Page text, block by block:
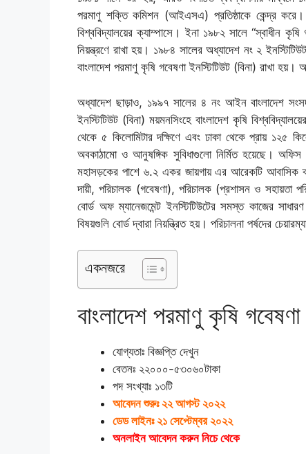
পরমাণু শক্তি কমিশন (আইএসএ) প্রতিষ্ঠাকে কেন্দ্র করে।
বিশ্ববিদ্যালয়ের ক্যাম্পাসে। ইনা ১৯৮২ সালে “স্বাধীন
নিয়ন্ত্রণে রাখা হয়। ১৯৮৪ সালের অধ্যাদেশ নং ২
বাংলাদেশ পরমাণু কৃষি গবেষণা ইনস্টিটিউট (বিনা) রাখা
অধ্যাদেশ ছাড়াও, ১৯৯৭ সালের ৪ নং আইন বাংলাদেশ
ইনস্টিটিউট (বিনা) ময়মনসিংহে বাংলাদেশ কৃষি
থেকে ৫ কিলোমিটার দক্ষিণে এবং ঢাকা থেকে প্রায় ১২৫
অবকাঠামো ও আনুষঙ্গিক সুবিধাগুলো নির্মিত হয়েছে। অফিস
মহাসড়কের পাশে ৬.২ একর জায়গায় এর আরেকটি আবাসিক
দায়ী, পরিচালক (গবেষণা), পরিচালক (প্রশাসন ও সহায়তা
বোর্ড অফ ম্যানেজমেন্ট ইনস্টিটিউটের সমস্ত কাজের
বিষয়গুলি বোর্ড দ্বারা নিয়ন্ত্রিত হয়। পরিচালনা পর্ষদের
একনজরে
বাংলাদেশ পরমাণু কৃষি
যোগ্যতাঃ বিজ্ঞপ্তি দেখুন
বেতনঃ ২২০০০-৫৩০৬০টাকা
পদ সংখ্যাঃ ১৩টি
আবেদন শুরুঃ ২২ আগস্ট ২০২২
ডেড লাইনঃ ২১ সেপ্টেম্বর ২০২২
অনলাইন আবেদন করুন নিচে থেকে